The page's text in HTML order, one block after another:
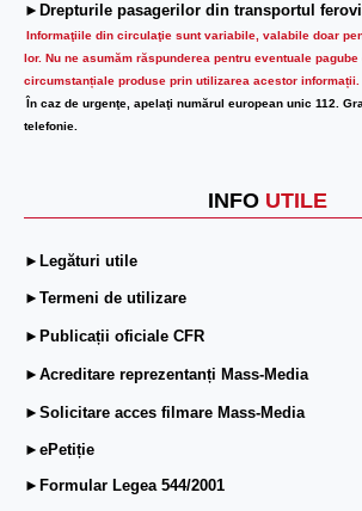
►Drepturile pasagerilor din transportul
Informaţiile din circulaţie sunt variabile, valabile doar
lor. Nu ne asumăm răspunderea pentru eventuale
circumstanțiale produse prin utilizarea acestor informații.
În caz de urgenţe, apelaţi numărul european unic 112.
telefonie.
INFO UTILE
►Legături utile
►Termeni de utilizare
►Publicații oficiale CFR
►Acreditare reprezentanți Mass-Media
►Solicitare acces filmare Mass-Media
►ePetiție
►Formular Legea 544/2001